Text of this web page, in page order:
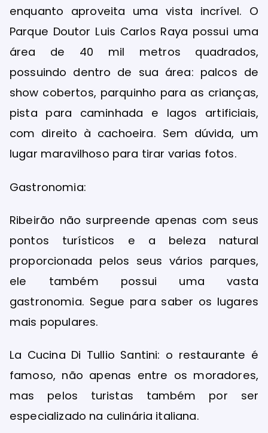
enquanto aproveita uma vista incrível. O
Parque Doutor Luis Carlos Raya possui uma
área de 40 mil metros quadrados,
possuindo dentro de sua área: palcos de
show cobertos, parquinho para as crianças,
pista para caminhada e lagos artificiais,
com direito à cachoeira. Sem dúvida, um
lugar maravilhoso para tirar varias fotos.
Gastronomia:
Ribeirão não surpreende apenas com seus
pontos turísticos e a beleza natural
proporcionada pelos seus vários parques,
ele também possui uma vasta
gastronomia. Segue para saber os lugares
mais populares.
La Cucina Di Tullio Santini: o restaurante é
famoso, não apenas entre os moradores,
mas pelos turistas também por ser
especializado na culinária italiana.